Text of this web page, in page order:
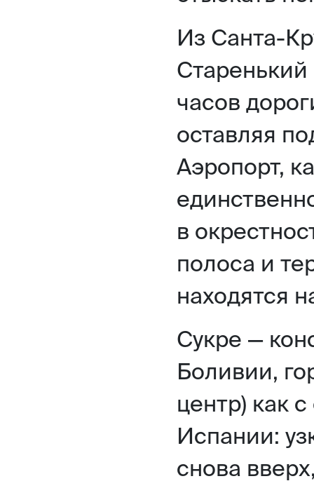
Из Санта-
Старенький
часов
оставляя
Аэропорт,
в
полоса и
находятся
Сукре —
Боливии,
центр) как
Испании:
снова